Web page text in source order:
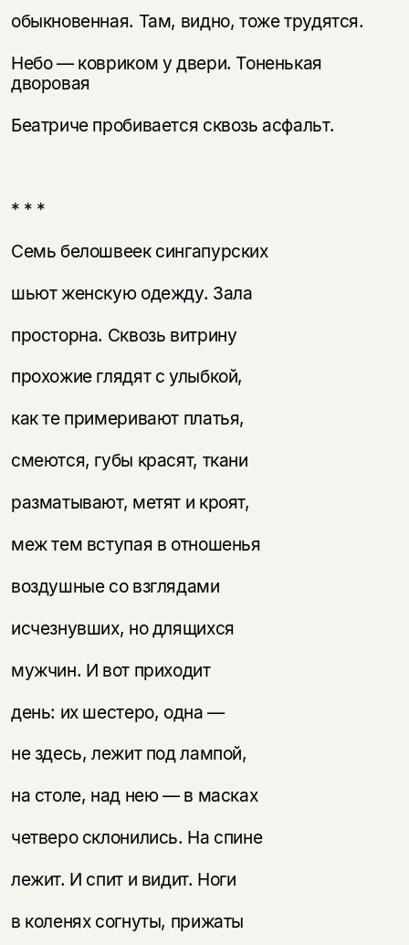
обыкновенная. Там, видно, тоже трудятся.
Небо — ковриком у двери. Тоненькая
дворовая
Беатриче пробивается сквозь асфальт.
* * *
Семь белошвеек сингапурских
шьют женскую одежду. Зала
просторна. Сквозь витрину
прохожие глядят с улыбкой,
как те примеривают платья,
смеются, губы красят, ткани
разматывают, метят и кроят,
меж тем вступая в отношенья
воздушные со взглядами
исчезнувших, но длящихся
мужчин. И вот приходит
день: их шестеро, одна —
не здесь, лежит под лампой,
на столе, над нею — в масках
четверо склонились. На спине
лежит. И спит и видит. Ноги
в коленях согнуты, прижаты